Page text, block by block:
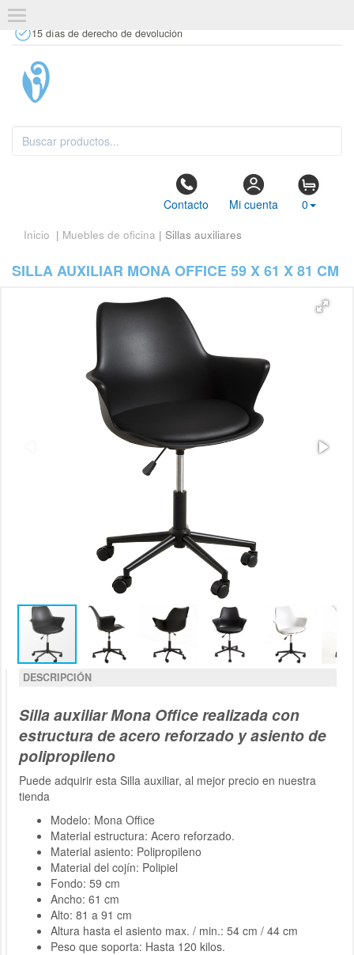
15 días de derecho de devolución
Contacto Mi cuenta 0
Inicio | Muebles de oficina | Sillas auxiliares
SILLA AUXILIAR MONA OFFICE 59 X 61 X 81 CM
DESCRIPCIÓN
Silla auxiliar Mona Office realizada con
estructura de acero reforzado y asiento de
polipropileno
Puede adquirir esta Silla auxiliar, al mejor precio en nuestra
tienda
Modelo: Mona Office
Material estructura: Acero reforzado.
Material asiento: Polipropileno
Material del cojín: Polipiel
Fondo: 59 cm
Ancho: 61 cm
Alto: 81 a 91 cm
Altura hasta el asiento max. / min.: 54 cm / 44 cm
Peso que soporta: Hasta 120 kilos.